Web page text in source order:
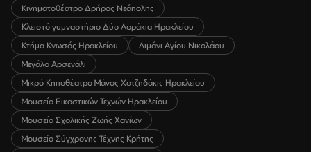
Κινηματοθέατρο Δρήρος Νεάπολης
Κλειστό γυμναστήριο Δύο Αοράκια Ηρακλείου
Κτήμα Κνωσός Ηρακλείου
Λιμάνι Αγίου Νικολάου
Μεγάλο Αρσενάλι
Μικρό Κηποθέατρο Μάνος Χατζηδάκις Ηρακλείου
Μουσείο Εικαστικών Τεχνών Ηρακλείου
Μουσείο Σχολικής Ζωής Χανίων
Μουσείο Σύγχρονης Τέχνης Κρήτης